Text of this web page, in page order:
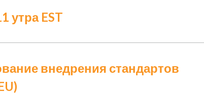
утра EST
внедрения стандартов